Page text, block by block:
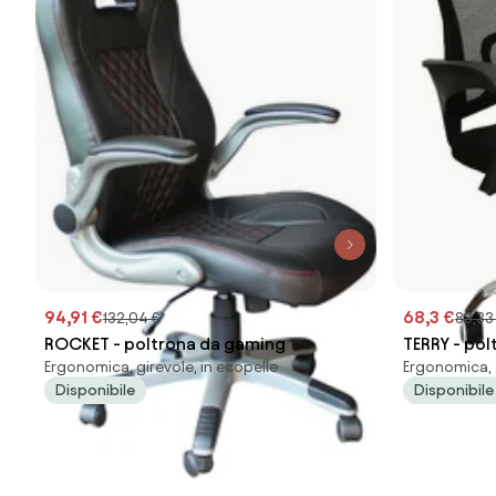
94,91 €132,04 €
ROCKET - poltrona da gaming
Ergonomica, girevole, in ecopelle
Disponibile
68,3 €83,33
TERRY -
Ergonomica,
Disponibile